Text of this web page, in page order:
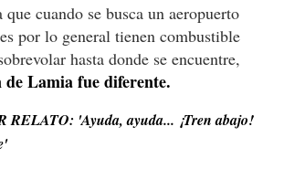
cuando se busca un aeropuerto
por lo general tienen combustible
hasta donde se encuentre,
de Lamia fue diferente.
RELATO: 'Ayuda, ayuda... ¡Tren abajo!